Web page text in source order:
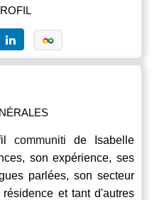
communiti de Isabelle
son expérience, ses
parlées, son secteur
et tant d'autres